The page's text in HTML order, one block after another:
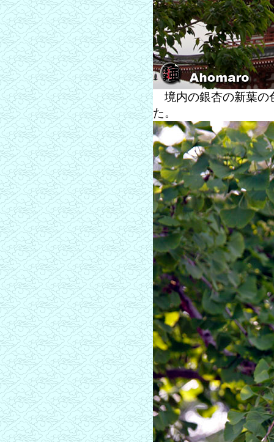
境内の銀杏の新葉の
た。